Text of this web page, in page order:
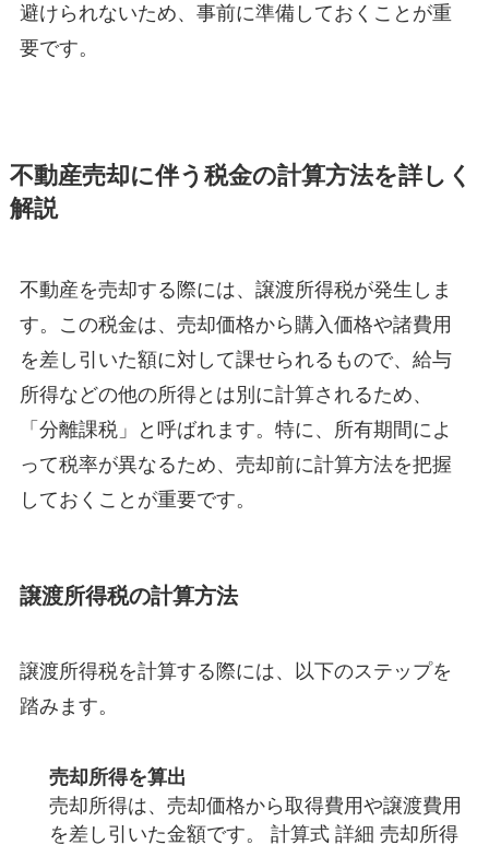
避けられないため、事前に準備しておくことが重
要です。
不動産売却に伴う税金の計算方法を詳しく
解説
不動産を売却する際には、譲渡所得税が発生しま
す。この税金は、売却価格から購入価格や諸費用
を差し引いた額に対して課せられるもので、給与
所得などの他の所得とは別に計算されるため、
「分離課税」と呼ばれます。特に、所有期間によ
って税率が異なるため、売却前に計算方法を把握
しておくことが重要です。
譲渡所得税の計算方法
譲渡所得税を計算する際には、以下のステップを
踏みます。
売却所得を算出
売却所得は、売却価格から取得費用や譲渡費用
を差し引いた金額です。 計算式 詳細 売却所得